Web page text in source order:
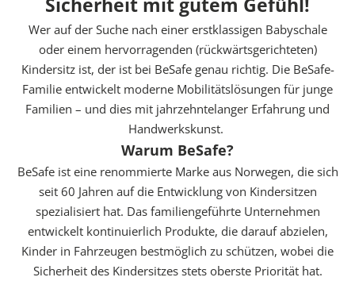
Sicherheit mit gutem Gefühl!
Wer auf der Suche nach einer erstklassigen Babyschale
oder einem hervorragenden (rückwärtsgerichteten)
Kindersitz ist, der ist bei BeSafe genau richtig. Die BeSafe-
Familie entwickelt moderne Mobilitätslösungen für junge
Familien – und dies mit jahrzehntelanger Erfahrung und
Handwerkskunst.
Warum BeSafe?
BeSafe ist eine renommierte Marke aus Norwegen, die sich
seit 60 Jahren auf die Entwicklung von Kindersitzen
spezialisiert hat. Das familiengeführte Unternehmen
entwickelt kontinuierlich Produkte, die darauf abzielen,
Kinder in Fahrzeugen bestmöglich zu schützen, wobei die
Sicherheit des Kindersitzes stets oberste Priorität hat.